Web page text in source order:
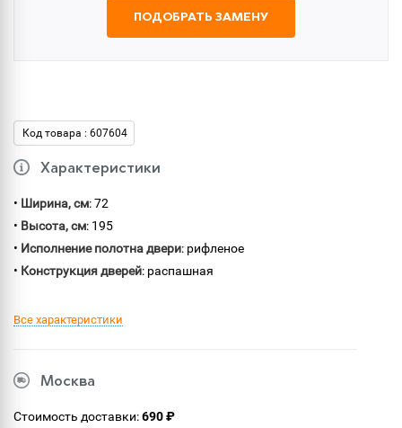
ПОДОБРАТЬ ЗАМЕНУ
Код товара : 607604
Характеристики
• Ширина, см: 72
• Высота, см: 195
• Исполнение полотна двери: рифленое
• Конструкция дверей: распашная
Все характеристики
Москва
Стоимость доставки:690 ₽